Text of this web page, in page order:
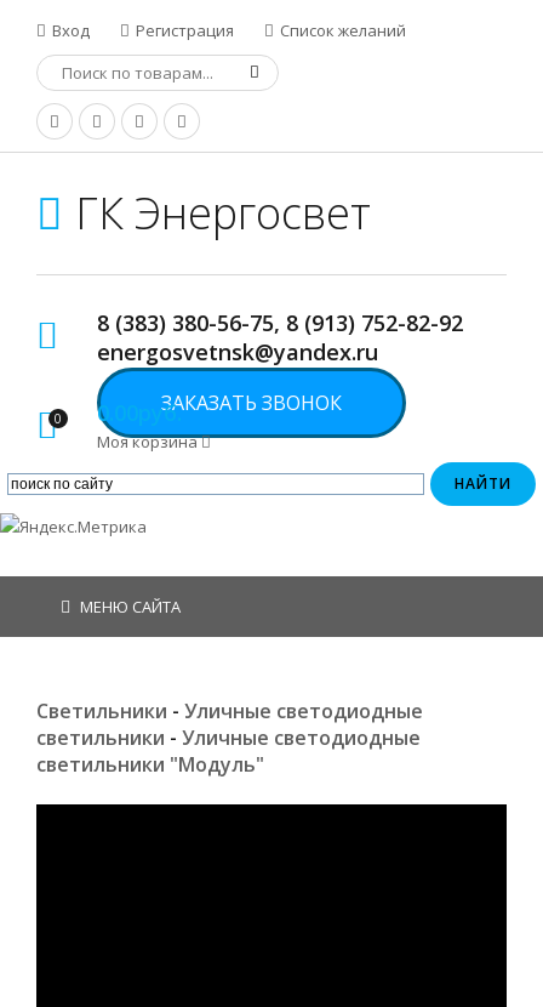
Вход Регистрация Список желаний
ГК Энергосвет
8 (383) 380-56-75, 8 (913) 752-82-92
energosvetnsk@yandex.ru
ЗАКАЗАТЬ ЗВОНОК
0 0.00руб.
Моя корзина
МЕНЮ САЙТА
Светильники - Уличные светодиодные
светильники - Уличные светодиодные
светильники "Модуль"